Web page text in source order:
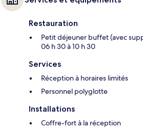
Restauration
Petit déjeuner buffet (avec
06 h 30 à 10 h 30
Services
Réception à horaires limités
Personnel polyglotte
Installations
Coffre-fort à la réception